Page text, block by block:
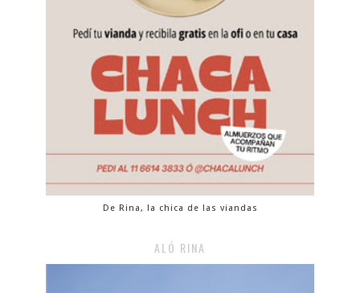
De Rina, la chica de las viandas
ALÓ RINA